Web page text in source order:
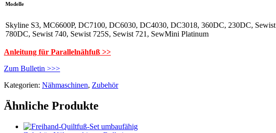
Modelle
Skyline S3, MC6600P, DC7100, DC6030, DC4030, DC3018, 360DC, 230DC, Sewist
780DC, Sewist 740, Sewist 725S, Sewist 721, SewMini Platinum
Anleitung für Parallelnähfuß >>
Zum Bulletin >>>
Kategorien: Nähmaschinen, Zubehör
Ähnliche Produkte